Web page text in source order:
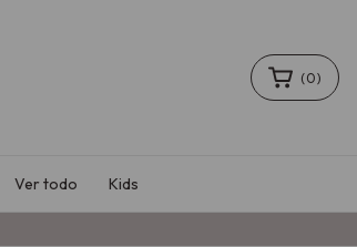
(0)
Ver todo Kids